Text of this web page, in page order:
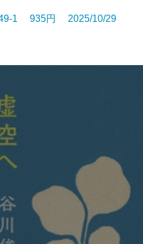
1 935円 2025/10/29